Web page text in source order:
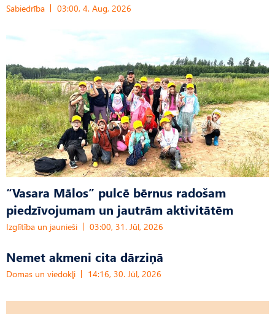
Sabiedrība 03:00, 4. Aug, 2026
“Vasara Mālos” pulcē bērnus radošam
piedzīvojumam un jautrām aktivitātēm
Izglītība un jaunieši 03:00, 31. Jūl, 2026
Nemet akmeni cita dārziņā
Domas un viedokļi 14:16, 30. Jūl, 2026